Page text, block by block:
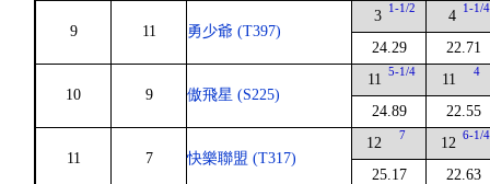
9 11 勇少爺 (T397)
3 1-1/2
24.29
4 1-1/4
22.71
10 9 傲飛星 (S225)
11 5-1/4
24.89
11 4
22.55
11 7 快樂聯盟 (T317)
12 7
25.17
12 6-1/4
22.63